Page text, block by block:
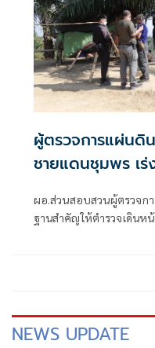
ผู้ตรวจการแผ่นดิ
ชายแดนชุมพร เร่
ผอ.ส่วนสอบสวนผู้ตรวจก
ฐานสำคัญให้ตำรวจเดินห
NEWS UPDATE